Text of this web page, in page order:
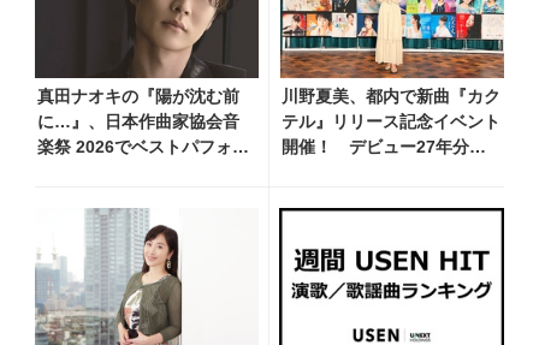
真田ナオキの『陽が沈む前
に…』、日本作曲家協会音
楽祭 2026でベストパフォー
盤リリースへ向けた企画を
一挙公開
川野夏美、都内で新曲『カク
テル』リリース記念イベント
開催！ デビュー27年分の